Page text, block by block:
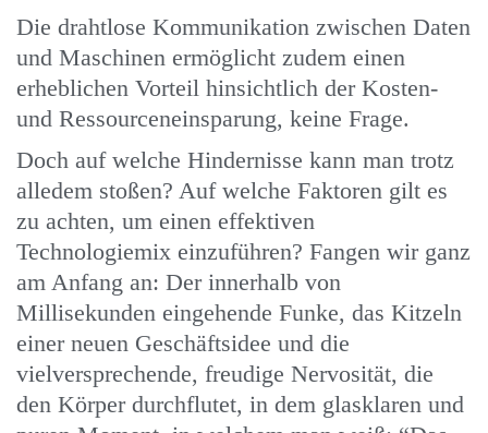
Die drahtlose Kommunikation zwischen Daten
und Maschinen ermöglicht zudem einen
erheblichen Vorteil hinsichtlich der Kosten-
und Ressourceneinsparung, keine Frage.
Doch auf welche Hindernisse kann man trotz
alledem stoßen? Auf welche Faktoren gilt es
zu achten, um einen effektiven
Technologiemix einzuführen? Fangen wir ganz
am Anfang an: Der innerhalb von
Millisekunden eingehende Funke, das Kitzeln
einer neuen Geschäftsidee und die
vielversprechende, freudige Nervosität, die
den Körper durchflutet, in dem glasklaren und